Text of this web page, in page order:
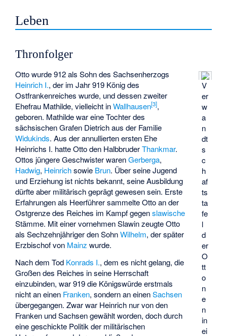
Leben
Thronfolger
V
er
w
a
n
dt
s
c
h
af
ts
ta
fe
l
d
er
O
tt
o
n
e
n
in
ei
Otto wurde 912 als Sohn des Sachsenherzogs
Heinrich I., der im Jahr 919 König des
Ostfrankenreiches wurde, und dessen zweiter
Ehefrau Mathilde, vielleicht inWallhausen[3],
geboren. Mathilde war eine Tochter des
sächsischen Grafen Dietrichaus der Familie
Widukinds. Aus der annullierten ersten Ehe
Heinrichs I. hatte Otto den HalbbruderThankmar.
Ottos jüngere Geschwister warenGerberga,
Hadwig, Heinrichsowie Brun. Über seine Jugend
und Erziehung ist nichts bekannt, seine Ausbildung
dürfte aber militärisch geprägt gewesen sein. Erste
Erfahrungen als Heerführer sammelte Otto an der
Ostgrenze des Reiches im Kampf gegenslawische
Stämme. Mit einer vornehmen Slawin zeugte Otto
als Sechzehnjähriger den SohnWilhelm, der später
Erzbischof von Mainz wurde.
Nach dem Tod Konrads I., dem es nicht gelang, die
Großen des Reiches in seine Herrschaft
einzubinden, war 919 die Königswürde erstmals
nicht an einen Franken, sondern an einenSachsen
übergegangen. Zwar war Heinrich nur von den
Franken und Sachsen gewählt worden, doch durch
eine geschickte Politik der militärischen